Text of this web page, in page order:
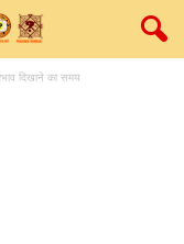
दिखाने का समय